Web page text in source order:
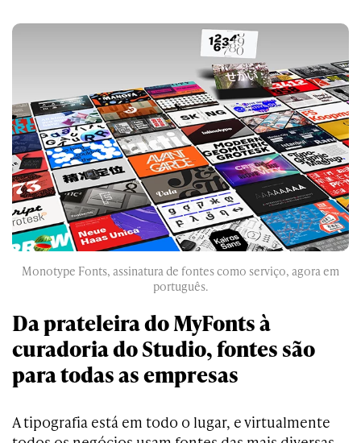
Monotype Fonts, assinatura de fontes como serviço, agora em
português.
Da prateleira do MyFonts à
curadoria do Studio, fontes são
para todas as empresas
A tipografia está em todo o lugar, e virtualmente